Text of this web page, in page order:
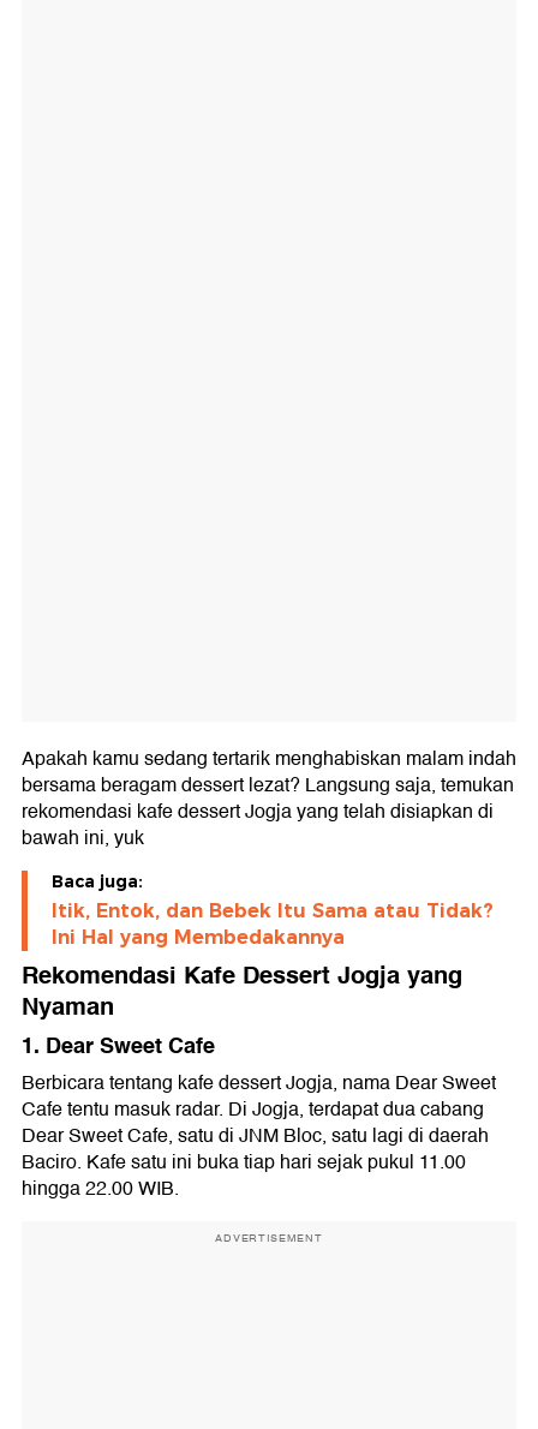
Apakah kamu sedang tertarik menghabiskan malam indah
bersama beragam dessert lezat? Langsung saja, temukan
rekomendasi kafe dessert Jogja yang telah disiapkan di
bawah ini, yuk
Baca juga:
Itik, Entok, dan Bebek Itu Sama atau Tidak?
Ini Hal yang Membedakannya
Rekomendasi Kafe Dessert Jogja yang
Nyaman
1. Dear Sweet Cafe
Berbicara tentang kafe dessert Jogja, nama Dear Sweet
Cafe tentu masuk radar. Di Jogja, terdapat dua cabang
Dear Sweet Cafe, satu di JNM Bloc, satu lagi di daerah
Baciro. Kafe satu ini buka tiap hari sejak pukul 11.00
hingga 22.00 WIB.
ADVERTISEMENT